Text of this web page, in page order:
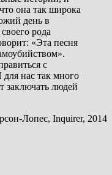
она так широка
день в
рода
«Эта песня
с
нас так много
заключать людей
Лопес, Inquirer, 2014